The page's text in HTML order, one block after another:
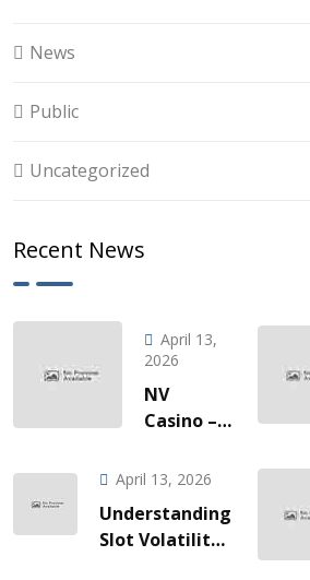
News
Public
Uncategorized
Recent News
April 13,
2026
NV
Casino –
Gaming
Vožnje
Slotova i
April 13, 2026
Understanding
Slot Volatility: